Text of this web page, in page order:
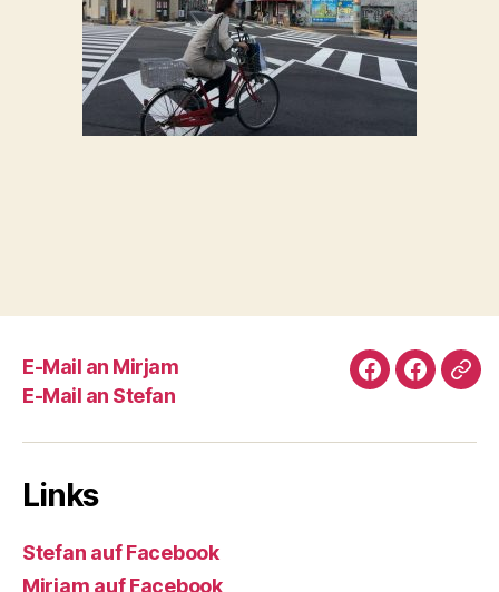
E-Mail an Mirjam
E-Mail an Stefan
Stefan
Facebook
Mirjam
Links
Stefan auf Facebook
Mirjam auf Facebook